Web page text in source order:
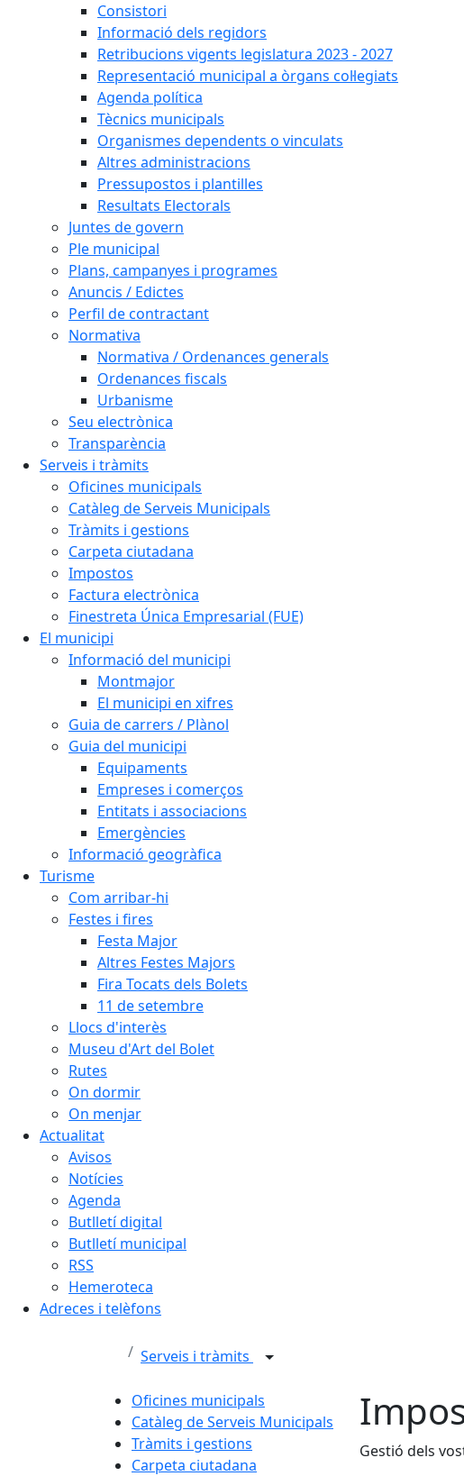
Consistori
Informació dels regidors
Retribucions vigents legislatura 2023 - 2027
Representació municipal a òrgans col·legiats
Agenda política
Tècnics municipals
Organismes dependents o vinculats
Altres administracions
Pressupostos i plantilles
Resultats Electorals
Juntes de govern
Ple municipal
Plans, campanyes i programes
Anuncis / Edictes
Perfil de contractant
Normativa
Normativa / Ordenances generals
Ordenances fiscals
Urbanisme
Seu electrònica
Transparència
Serveis i tràmits
Oficines municipals
Catàleg de Serveis Municipals
Tràmits i gestions
Carpeta ciutadana
Impostos
Factura electrònica
Finestreta Única Empresarial (FUE)
El municipi
Informació del municipi
Montmajor
El municipi en xifres
Guia de carrers / Plànol
Guia del municipi
Equipaments
Empreses i comerços
Entitats i associacions
Emergències
Informació geogràfica
Turisme
Com arribar-hi
Festes i fires
Festa Major
Altres Festes Majors
Fira Tocats dels Bolets
11 de setembre
Llocs d'interès
Museu d'Art del Bolet
Rutes
On dormir
On menjar
Actualitat
Avisos
Notícies
Agenda
Butlletí digital
Butlletí municipal
RSS
Hemeroteca
Adreces i telèfons
Serveis i tràmits
Oficines municipals
Catàleg de Serveis Municipals
Tràmits i gestions
Carpeta ciutadana
Gestió dels